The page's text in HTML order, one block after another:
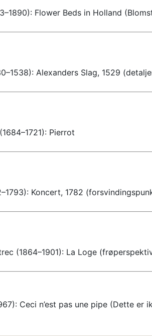
Flower Beds in Holland
Alexanders Slag, 1529
Pierrot
Koncert, 1782
(1864–1901): La Loge
Ceci n’est pas une pipe (Dette er